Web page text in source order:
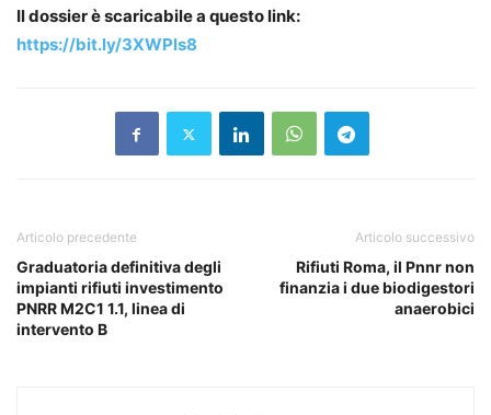
Il dossier è scaricabile a questo link:
https://bit.ly/3XWPls8
Articolo precedente
Graduatoria definitiva degli
impianti rifiuti investimento
PNRR M2C1 1.1, linea di
intervento B
Articolo successivo
Rifiuti Roma, il Pnnr non
finanzia i due biodigestori
anaerobici